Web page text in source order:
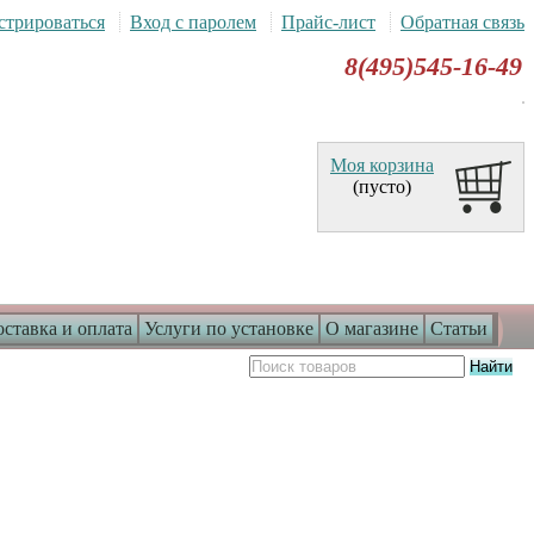
и оплата Услуги по установке О магазине Статьи
Вход с паролем Прайс-лист Обратная связь
8(495)545-16-49
Моя корзина
(пусто)